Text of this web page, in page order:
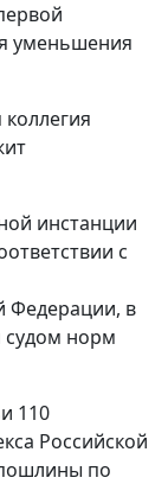
уменьшения
инстанции
с
Федерации, в
норм
110
Российской
по